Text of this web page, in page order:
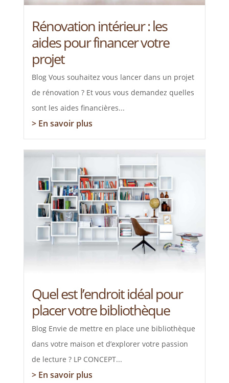
Rénovation intérieur : les
aides pour financer votre
projet
Blog Vous souhaitez vous lancer dans un projet
de rénovation ? Et vous vous demandez quelles
sont les aides financières...
> En savoir plus
Quel est l’endroit idéal pour
placer votre bibliothèque
Blog Envie de mettre en place une bibliothèque
dans votre maison et d’explorer votre passion
de lecture ? LP CONCEPT...
> En savoir plus